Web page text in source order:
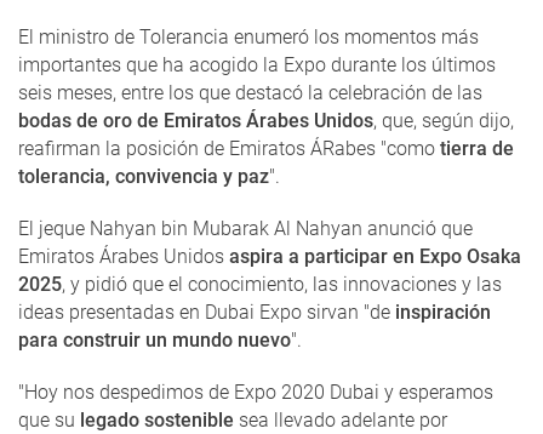
El ministro de Tolerancia enumeró los momentos más
importantes que ha acogido la Expo durante los últimos
seis meses, entre los que destacó la celebración de las
bodas de oro de Emiratos Árabes Unidos, que, según dijo,
reafirman la posición de Emiratos ÁRabes "como tierra de
tolerancia, convivencia y paz".
El jeque Nahyan bin Mubarak Al Nahyan anunció que
Emiratos Árabes Unidos aspira a participar en Expo Osaka
2025, y pidió que el conocimiento, las innovaciones y las
ideas presentadas en Dubai Expo sirvan "de inspiración
para construir un mundo nuevo".
"Hoy nos despedimos de Expo 2020 Dubai y esperamos
que su legado sostenible sea llevado adelante por